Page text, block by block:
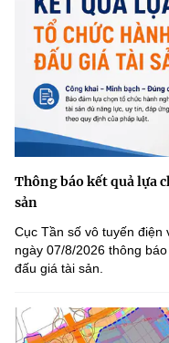
Thông báo kết quả lựa
sản
Cục Tần số vô tuyến điện
ngày 07/8/2026 thông
đấu giá tài sản.